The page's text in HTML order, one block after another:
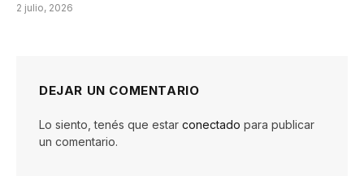
2 julio, 2026
DEJAR UN COMENTARIO
Lo siento, tenés que estar conectado para publicar
un comentario.